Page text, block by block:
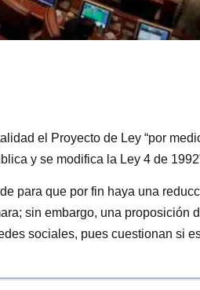
el Proyecto de Ley “por
y se modifica la Ley 4 de
para que por fin haya una
sin embargo, una proposición
sociales, pues cuestionan si